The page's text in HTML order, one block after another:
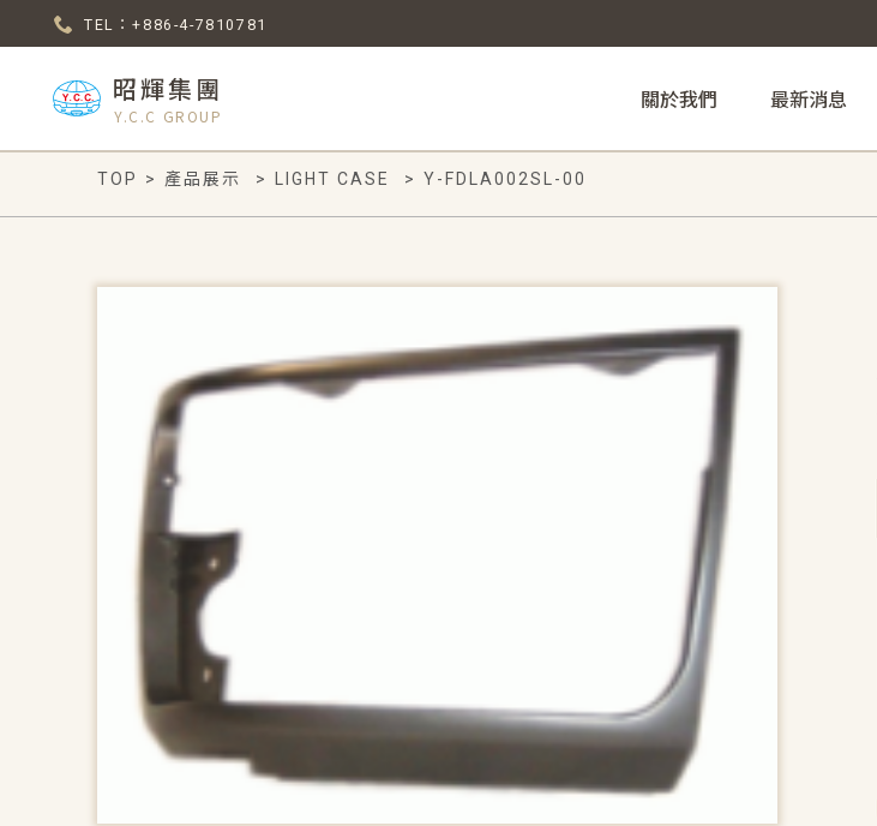
TEL：+886-4-7810781
昭輝集團
Y.C.C GROUP
關於我們 最新消息
TOP > 產品展示 > LIGHT CASE > Y-FDLA002SL-00